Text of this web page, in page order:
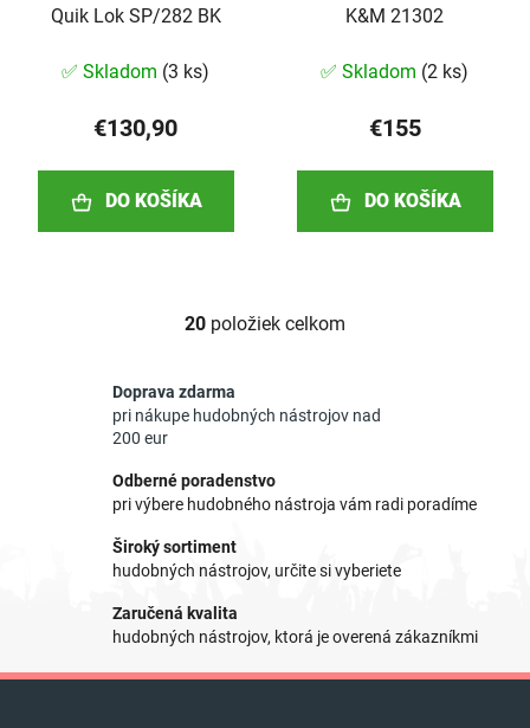
Quik Lok SP/282 BK
✅ Skladom (3 ks)
€130,90
DO KOŠÍKA
K&M 21302
✅ Skladom (2 ks)
€155
DO KOŠÍKA
O
á
c
i
p
k
y
20 položiek celkom
Doprava zdarma
pri nákupe hudobných nástrojov nad
200 eur
Odberné poradenstvo
pri výbere hudobného nástroja vám radi poradíme
Široký sortiment
hudobných nástrojov, určite si vyberiete
Zaručená kvalita
hudobných nástrojov, ktorá je overená zákazníkmi